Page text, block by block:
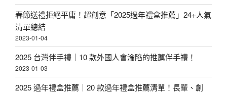
春節送禮拒絕平庸！超創意「2025過年禮盒推薦」24+人氣
清單總結
2023-01-04
2025 台灣伴手禮｜10 款外國人會淪陷的推薦伴手禮！
2023-01-03
2025 過年禮盒推薦｜20 款過年禮盒推薦清單！長輩、創